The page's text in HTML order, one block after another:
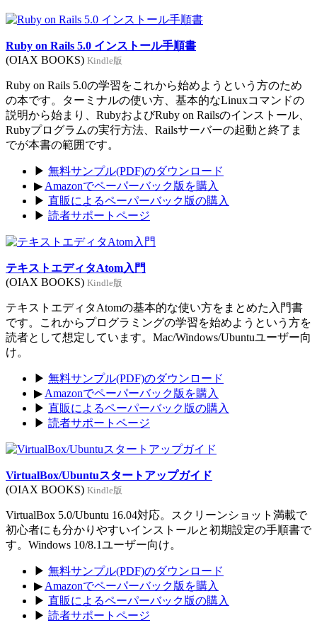
Ruby on Rails 5.0 インストール手順書
(OIAX BOOKS) Kindle版
Ruby on Rails 5.0の学習をこれから始めようという方のため
の本です。ターミナルの使い方、基本的なLinuxコマンドの
説明から始まり、RubyおよびRuby on Railsのインストール、
Rubyプログラムの実行方法、Railsサーバーの起動と終了ま
でが本書の範囲です。
▶ 無料サンプル(PDF)のダウンロード
▶ Amazonでペーパーバック版を購入
▶ 直販によるペーパーバック版の購入
▶ 読者サポートページ
テキストエディタAtom入門
(OIAX BOOKS) Kindle版
テキストエディタAtomの基本的な使い方をまとめた入門書
です。これからプログラミングの学習を始めようという方を
読者として想定しています。Mac/Windows/Ubuntuユーザー向
け。
▶ 無料サンプル(PDF)のダウンロード
▶ Amazonでペーパーバック版を購入
▶ 直販によるペーパーバック版の購入
▶ 読者サポートページ
VirtualBox/Ubuntuスタートアップガイド
(OIAX BOOKS) Kindle版
VirtualBox 5.0/Ubuntu 16.04対応。スクリーンショット満載で
初心者にも分かりやすいインストールと初期設定の手順書で
す。Windows 10/8.1ユーザー向け。
▶ 無料サンプル(PDF)のダウンロード
▶ Amazonでペーパーバック版を購入
▶ 直販によるペーパーバック版の購入
▶ 読者サポートページ